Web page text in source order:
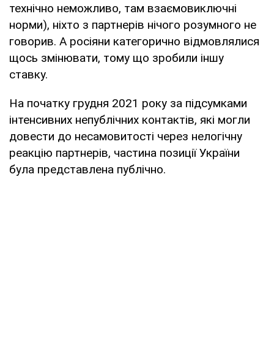
технічно неможливо, там взаємовиключні
норми), ніхто з партнерів нічого розумного не
говорив. А росіяни категорично відмовлялися
щось змінювати, тому що зробили іншу
ставку.
На початку грудня 2021 року за підсумками
інтенсивних непублічних контактів, які могли
довести до несамовитості через нелогічну
реакцію партнерів, частина позиції України
була представлена публічно.